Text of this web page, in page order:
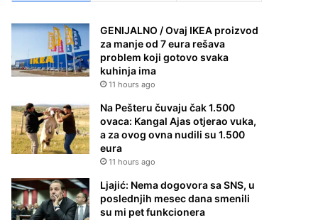
GENIJALNO / Ovaj IKEA proizvod
za manje od 7 eura rešava
problem koji gotovo svaka
kuhinja ima
11 hours ago
Na Pešteru čuvaju čak 1.500
ovaca: Kangal Ajas otjerao vuka,
a za ovog ovna nudili su 1.500
eura
11 hours ago
Ljajić: Nema dogovora sa SNS, u
poslednjih mesec dana smenili
su mi pet funkcionera